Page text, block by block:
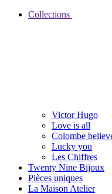
Collections
Victor Hugo
Love is all
Colombe
Lucky you
Les Chiffres
Twenty Nine Bijoux
Pièces uniques
La Maison Atelier